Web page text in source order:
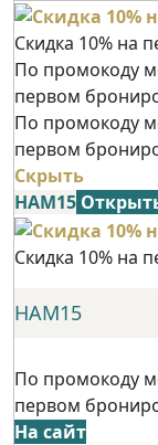
Скидка 10% на
По промокоду
первом
По промокоду
первом
Скрыть
НАМ15
Скидка 10% на
НАМ15
По промокоду
первом
На сайт